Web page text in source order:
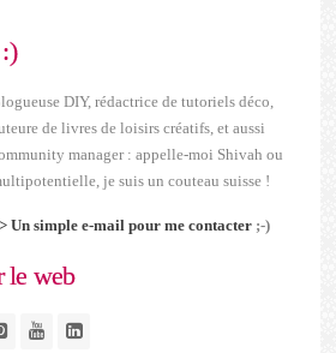
DIY, rédactrice de tutoriels déco,
de livres de loisirs créatifs, et aussi
manager : appelle-moi Shivah ou
je suis un couteau suisse !
Un simple e-mail pour me contacter ;-)
le web